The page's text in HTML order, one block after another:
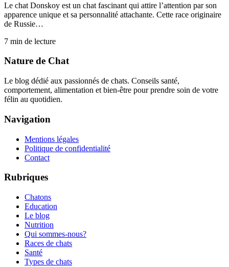
Le chat Donskoy est un chat fascinant qui attire l’attention par son
apparence unique et sa personnalité attachante. Cette race originaire
de Russie…
7 min de lecture
Nature de Chat
Le blog dédié aux passionnés de chats. Conseils santé,
comportement, alimentation et bien-être pour prendre soin de votre
félin au quotidien.
Navigation
Mentions légales
Politique de confidentialité
Contact
Rubriques
Chatons
Education
Le blog
Nutrition
Qui sommes-nous?
Races de chats
Santé
Types de chats